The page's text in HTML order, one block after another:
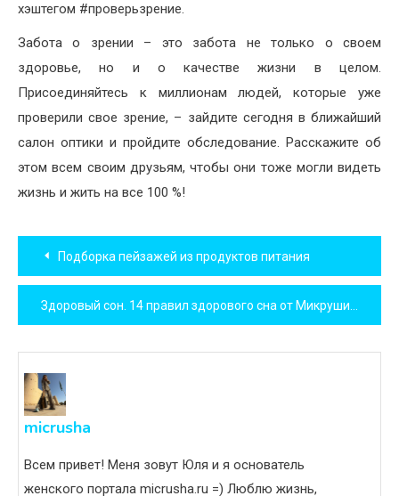
хэштегом #проверьзрение.
Забота о зрении – это забота не только о своем
здоровье, но и о качестве жизни в целом.
Присоединяйтесь к миллионам людей, которые уже
проверили свое зрение, – зайдите сегодня в ближайший
салон оптики и пройдите обследование. Расскажите об
этом всем своим друзьям, чтобы они тоже могли видеть
жизнь и жить на все 100 %!
Навигация
по
записям
Подборка пейзажей из продуктов питания
Здоровый сон. 14 правил здорового сна от Микруши
micrusha
Всем привет! Меня зовут Юля и я основатель
женского портала micrusha.ru =) Люблю жизнь,